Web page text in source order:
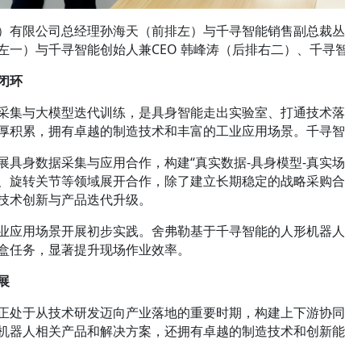
有限公司总经理孙海天（前排左）与千寻智能销售副总
一）与千寻智能创始人兼CEO 韩峰涛（后排右二）、千
环
集与大模型迭代训练，是具身智能走出实验室、打通技
积累，拥有卓越的制造技术和丰富的工业应用场景。千寻
具身数据采集与应用合作，构建“真实数据-具身模型-真
旋转关节等领域展开合作，除了建立长期稳定的战略采购
创新与产品迭代升级。
应用场景开展初步实践。舍弗勒基于千寻智能的人形机
务，显著提升现场作业效率。
处于从技术研发迈向产业落地的重要时期，构建上下游
器人相关产品和解决方案，还拥有卓越的制造技术和创新